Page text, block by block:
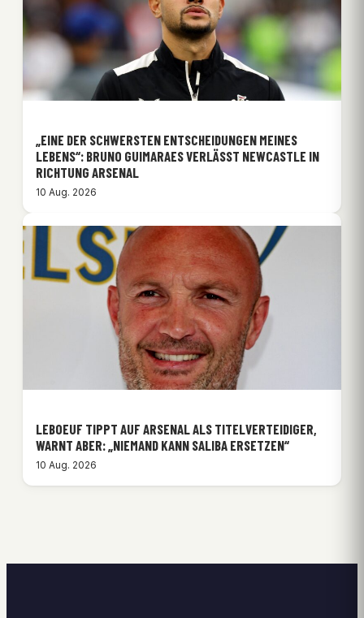
„EINE DER SCHWERSTEN ENTSCHEIDUNGEN MEINES
LEBENS“: BRUNO GUIMARAES VERLÄSST NEWCASTLE IN
RICHTUNG ARSENAL
10 Aug. 2026
LEBOEUF TIPPT AUF ARSENAL ALS TITELVERTEIDIGER,
WARNT ABER: „NIEMAND KANN SALIBA ERSETZEN“
10 Aug. 2026